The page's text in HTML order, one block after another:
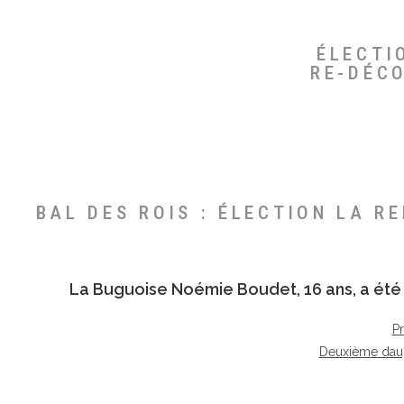
RE-
BAL DES ROIS : ÉLECTION LA
La Buguoise Noémie Boudet, 16 ans, a
Deuxième